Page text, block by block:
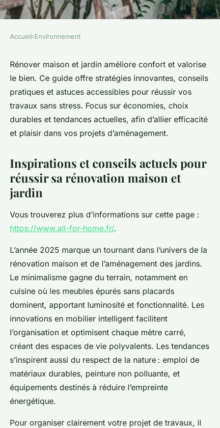
Les meilleures astuces pour
rénover votre maison et jardin
Pablo•12 juin 2025•4 min de lecture
Accueil›Environnement
Rénover maison et jardin améliore confort et valorise
le bien. Ce guide offre stratégies innovantes, conseils
pratiques et astuces accessibles pour réussir vos
travaux sans stress. Focus sur économies, choix
durables et tendances actuelles, afin d’allier efficacité
et plaisir dans vos projets d’aménagement.
Inspirations et conseils actuels pour
réussir sa rénovation maison et
jardin
Vous trouverez plus d’informations sur cette page :
https://www.all-for-home.fr/.
L’année 2025 marque un tournant dans l’univers de la
rénovation maison et de l’aménagement des jardins.
Le minimalisme gagne du terrain, notamment en
cuisine où les meubles épurés sans placards
dominent, apportant luminosité et fonctionnalité. Les
innovations en mobilier intelligent facilitent
l’organisation et optimisent chaque mètre carré,
créant des espaces de vie polyvalents. Les tendances
s’inspirent aussi du respect de la nature : emploi de
matériaux durables, peinture non polluante, et
équipements destinés à réduire l’empreinte
énergétique.
Pour organiser clairement votre projet de travaux, il